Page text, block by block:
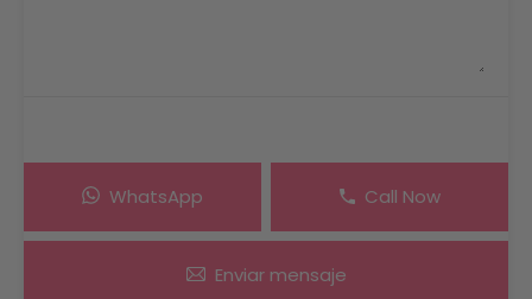
WhatsApp Call Now
Enviar mensaje